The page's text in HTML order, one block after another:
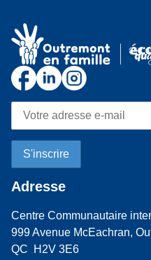
Adresse
Centre Communautaire
999 Avenue McEachran,
QC H2V 3E6